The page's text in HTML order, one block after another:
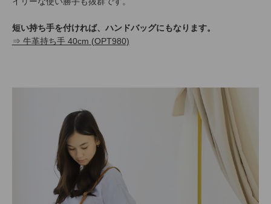
短い持ち手を付ければ、ハンドバッグにもなります。
⇒ 牛革持ち手 40cm (OPT980)